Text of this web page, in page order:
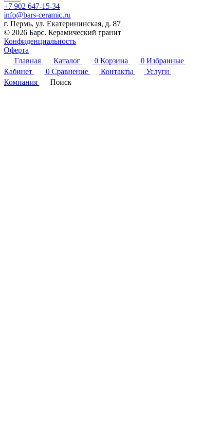
+7 902 647-15-34
info@bars-ceramic.ru
г. Пермь, ул. Екатерининская, д. 87
© 2026 Барс. Керамический гранит
Конфиденциальность
Оферта
Главная
Каталог 0 Корзина 0 Избранные
Кабинет
0 Сравнение Контакты
Услуги
Компания
Поиск